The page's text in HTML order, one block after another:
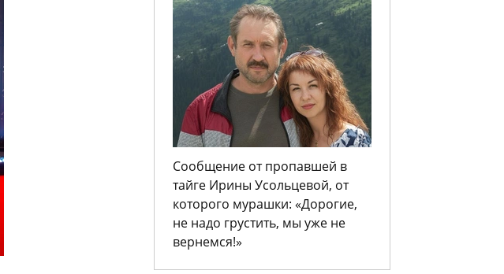
Сообщение от пропавшей в
тайге Ирины Усольцевой, от
которого мурашки: «Дорогие,
не надо грустить, мы уже не
вернемся!»